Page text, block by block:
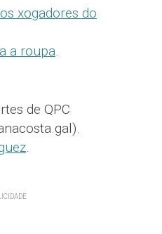
xogadores do
a roupa.
de QPC
.